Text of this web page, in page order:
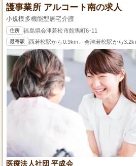
護事業所 アルコート南の求人
小規模多機能型居宅介護
住所 福島県会津若松市館馬町6-11
最寄駅 西若松駅から0.9km、会津若松駅から
医療法人社団 平成会